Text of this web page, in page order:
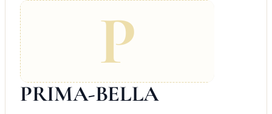
P
PRIMA-BELLA